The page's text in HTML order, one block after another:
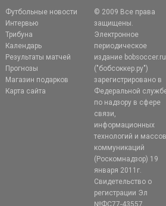
Футбольные новости
Интервью
Трибуна
Календарь
Результаты матчей
Прогнозы
Магазин подарков
Карта сайта
© 2009 Все права
защищены.
Электронное
периодическое
издание bobsoccer.ru
("бобсоккер.ру")
зарегистрировано в
Федеральной
по надзору в сфере
связи,
информационных
технологий и
коммуникаций
(Роскомнадзор) 19
января 2011г.
Свидетельство о
регистрации Эл
№ФС77-43557.